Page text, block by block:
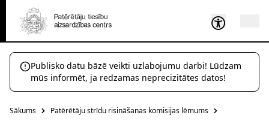
Publisko datu bāzē veikti uzlabojumu darbi! Lūdzam
mūs informēt, ja redzamas neprecizitātes datos!
Sākums Patērētāju strīdu risināšanas komisijas lēmums